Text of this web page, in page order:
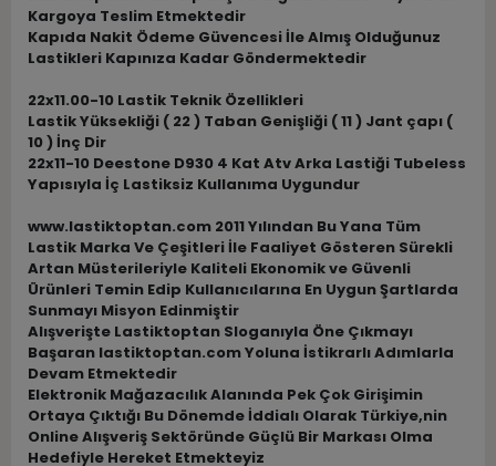
Kargoya Teslim Etmektedir
Kapıda Nakit Ödeme Güvencesi İle Almış Olduğunuz
Lastikleri Kapınıza Kadar Göndermektedir
22x11.00-10 Lastik Teknik Özellikleri
Lastik Yüksekliği ( 22 ) Taban Genişliği ( 11 ) Jant çapı (
10 ) İnç Dir
22x11-10 Deestone D930 4 Kat Atv Arka Lastiği Tubeless
Yapısıyla İç Lastiksiz Kullanıma Uygundur
www.lastiktoptan.com 2011 Yılından Bu Yana Tüm
Lastik Marka Ve Çeşitleri İle Faaliyet Gösteren Sürekli
Artan Müsterileriyle Kaliteli Ekonomik ve Güvenli
Ürünleri Temin Edip Kullanıcılarına En Uygun Şartlarda
Sunmayı Misyon Edinmiştir
Alışverişte Lastiktoptan Sloganıyla Öne Çıkmayı
Başaran lastiktoptan.com Yoluna İstikrarlı Adımlarla
Devam Etmektedir
Elektronik Mağazacılık Alanında Pek Çok Girişimin
Ortaya Çıktığı Bu Dönemde İddialı Olarak Türkiye,nin
Online Alışveriş Sektöründe Güçlü Bir Markası Olma
Hedefiyle Hereket Etmekteyiz